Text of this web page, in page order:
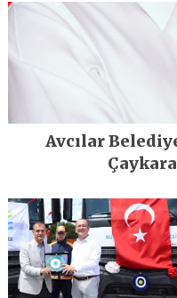
Avcılar